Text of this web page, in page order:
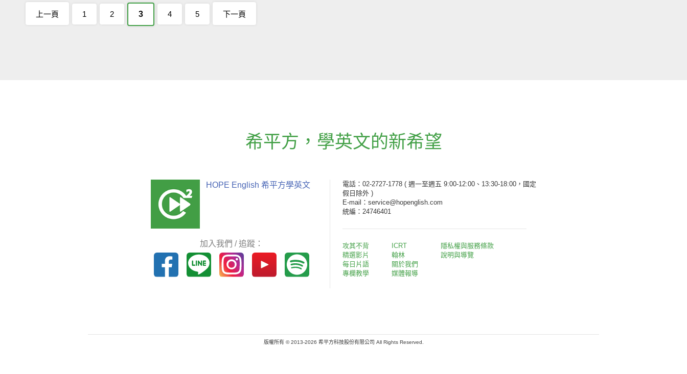
上一頁 1 2 3 4 5 下一頁
希平方 ， 學英文的新希望
HOPE English 希平方學英文
加入我們 / 追蹤：
電話：02-2727-1778 ( 週一至週五 9:00-12:00、13:30-18:00，國定
假日除外 )
E-mail：service@hopenglish.com
統編：24746401
攻其不背
精選影片
每日片語
專欄教學
ICRT
翰林
關於我們
媒體報導
隱私權與服務條款
說明與導覽
版權所有 © 2013-2026 希平方科技股份有限公司 All Rights Reserved.